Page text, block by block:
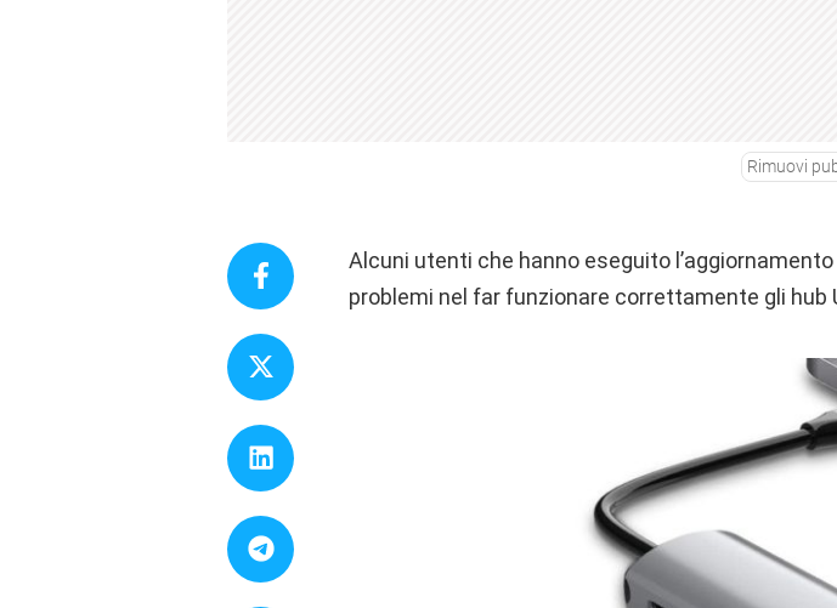
Rimuovi
Alcuni utenti che hanno eseguito l’aggiornamento
problemi nel far funzionare correttamente gli hub